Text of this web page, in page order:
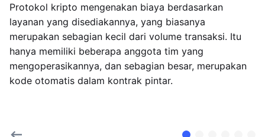
Protokol kripto mengenakan biaya berdasarkan
layanan yang disediakannya, yang biasanya
merupakan sebagian kecil dari volume transaksi. Itu
hanya memiliki beberapa anggota tim yang
mengoperasikannya, dan sebagian besar, merupakan
kode otomatis dalam kontrak pintar.